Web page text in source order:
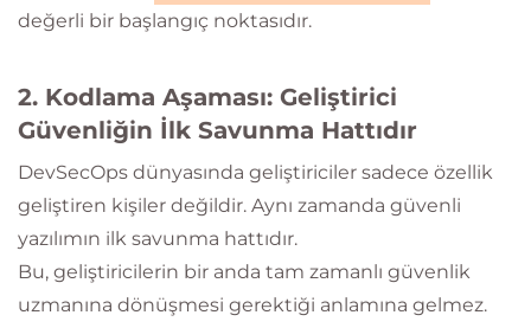
değerli bir başlangıç noktasıdır.
2. Kodlama Aşaması: Geliştirici
Güvenliğin İlk Savunma Hattıdır
DevSecOps dünyasında geliştiriciler sadece özellik
geliştiren kişiler değildir. Aynı zamanda güvenli
yazılımın ilk savunma hattıdır.
Bu, geliştiricilerin bir anda tam zamanlı güvenlik
uzmanına dönüşmesi gerektiği anlamına gelmez.